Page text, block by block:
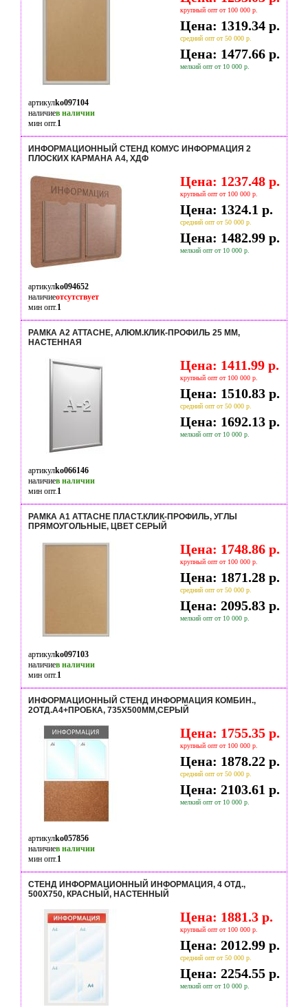
крупный опт от 100 000 р.
Цена: 1319.34 р.
средний опт от 50 000 р.
Цена: 1477.66 р.
мелкий опт от 10 000 р.
артикулko097104
наличиев наличии
мин опт.1
ИНФОРМАЦИОННЫЙ СТЕНД КОМУС ИНФОРМАЦИЯ 2
ПЛОСКИХ КАРМАНА А4, ХДФ
Цена: 1237.48 р.
крупный опт от 100 000 р.
Цена: 1324.1 р.
средний опт от 50 000 р.
Цена: 1482.99 р.
мелкий опт от 10 000 р.
артикулko094652
наличиеотсутствует
мин опт.1
РАМКА А2 ATTACHE, АЛЮМ.КЛИК-ПРОФИЛЬ 25 ММ,
НАСТЕННАЯ
Цена: 1411.99 р.
крупный опт от 100 000 р.
Цена: 1510.83 р.
средний опт от 50 000 р.
Цена: 1692.13 р.
мелкий опт от 10 000 р.
артикулko066146
наличиев наличии
мин опт.1
РАМКА А1 ATTACHE ПЛАСТ.КЛИК-ПРОФИЛЬ, УГЛЫ
ПРЯМОУГОЛЬНЫЕ, ЦВЕТ СЕРЫЙ
Цена: 1748.86 р.
крупный опт от 100 000 р.
Цена: 1871.28 р.
средний опт от 50 000 р.
Цена: 2095.83 р.
мелкий опт от 10 000 р.
артикулko097103
наличиев наличии
мин опт.1
ИНФОРМАЦИОННЫЙ СТЕНД ИНФОРМАЦИЯ КОМБИН.,
2ОТД.А4+ПРОБКА, 735Х500ММ,СЕРЫЙ
Цена: 1755.35 р.
крупный опт от 100 000 р.
Цена: 1878.22 р.
средний опт от 50 000 р.
Цена: 2103.61 р.
мелкий опт от 10 000 р.
артикулko057856
наличиев наличии
мин опт.1
СТЕНД ИНФОРМАЦИОННЫЙ ИНФОРМАЦИЯ, 4 ОТД.,
500Х750, КРАСНЫЙ, НАСТЕННЫЙ
Цена: 1881.3 р.
крупный опт от 100 000 р.
Цена: 2012.99 р.
средний опт от 50 000 р.
Цена: 2254.55 р.
мелкий опт от 10 000 р.